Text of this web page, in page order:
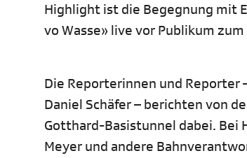
Highlight ist die Begegnung mit
vo Wasse» live vor Publikum
Die Reporterinnen und Reporter
Daniel Schäfer – berichten von
Gotthard-Basistunnel dabei. Bei
Meyer und andere